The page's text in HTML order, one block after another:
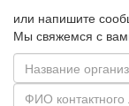
или напишите
Мы свяжемся с